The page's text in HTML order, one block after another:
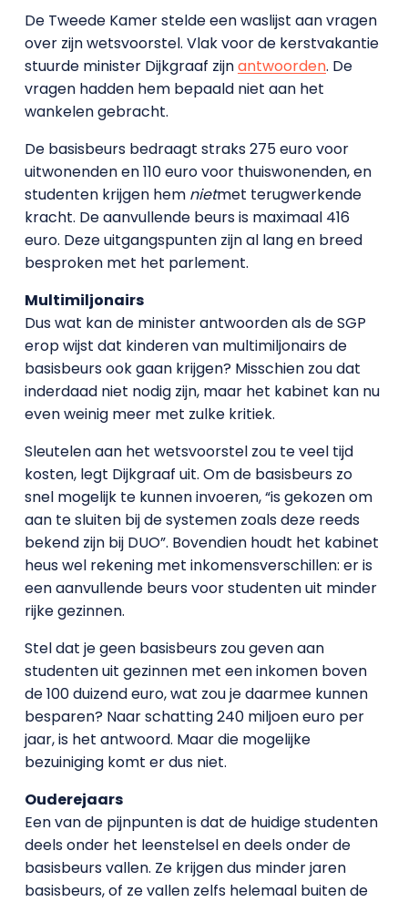
De Tweede Kamer stelde een waslijst aan vragen
over zijn wetsvoorstel. Vlak voor de kerstvakantie
stuurde minister Dijkgraaf zijnantwoorden. De
vragen hadden hem bepaald niet aan het
wankelen gebracht.
De basisbeurs bedraagt straks 275 euro voor
uitwonenden en 110 euro voor thuiswonenden, en
studenten krijgen hem nietmet terugwerkende
kracht. De aanvullende beurs is maximaal 416
euro. Deze uitgangspunten zijn al lang en breed
besproken met het parlement.
Multimiljonairs
Dus wat kan de minister antwoorden als de SGP
erop wijst dat kinderen van multimiljonairs de
basisbeurs ook gaan krijgen? Misschien zou dat
inderdaad niet nodig zijn, maar het kabinet kan nu
even weinig meer met zulke kritiek.
Sleutelen aan het wetsvoorstel zou te veel tijd
kosten, legt Dijkgraaf uit. Om de basisbeurs zo
snel mogelijk te kunnen invoeren, “is gekozen om
aan te sluiten bij de systemen zoals deze reeds
bekend zijn bij DUO”. Bovendien houdt het kabinet
heus wel rekening met inkomensverschillen: er is
een aanvullende beurs voor studenten uit minder
rijke gezinnen.
Stel dat je geen basisbeurs zou geven aan
studenten uit gezinnen met een inkomen boven
de 100 duizend euro, wat zou je daarmee kunnen
besparen? Naar schatting 240 miljoen euro per
jaar, is het antwoord. Maar die mogelijke
bezuiniging komt er dus niet.
Ouderejaars
Een van de pijnpunten is dat de huidige studenten
deels onder het leenstelsel en deels onder de
basisbeurs vallen. Ze krijgen dus minder jaren
basisbeurs, of ze vallen zelfs helemaal buiten de